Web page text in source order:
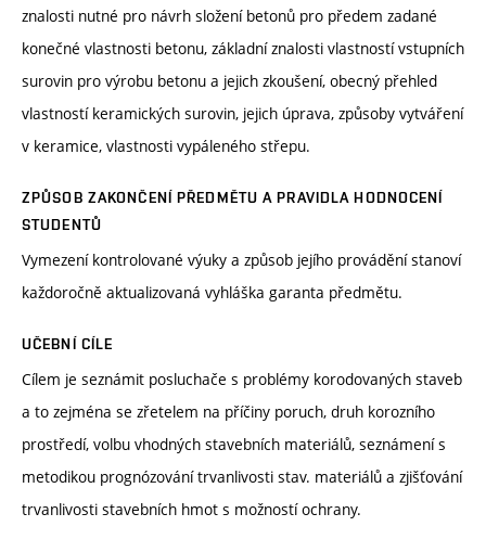
znalosti nutné pro návrh složení betonů pro předem zadané
konečné vlastnosti betonu, základní znalosti vlastností vstupních
surovin pro výrobu betonu a jejich zkoušení, obecný přehled
vlastností keramických surovin, jejich úprava, způsoby vytváření
v keramice, vlastnosti vypáleného střepu.
ZPŮSOB ZAKONČENÍ PŘEDMĚTU A PRAVIDLA HODNOCENÍ
STUDENTŮ
Vymezení kontrolované výuky a způsob jejího provádění stanoví
každoročně aktualizovaná vyhláška garanta předmětu.
UČEBNÍ CÍLE
Cílem je seznámit posluchače s problémy korodovaných staveb
a to zejména se zřetelem na příčiny poruch, druh korozního
prostředí, volbu vhodných stavebních materiálů, seznámení s
metodikou prognózování trvanlivosti stav. materiálů a zjišťování
trvanlivosti stavebních hmot s možností ochrany.